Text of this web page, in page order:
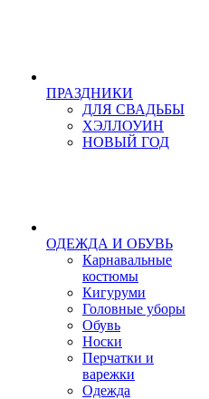
ПРАЗДНИКИ
ДЛЯ СВАДЬБЫ
ХЭЛЛОУИН
НОВЫЙ ГОД
ОДЕЖДА И ОБУВЬ
Карнавальные
костюмы
Кигуруми
Головные уборы
Обувь
Носки
Перчатки и
варежки
Одежда